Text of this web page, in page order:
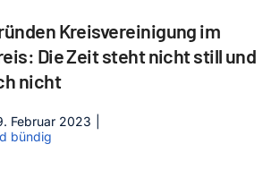
Kreisvereinigung im
Die Zeit steht nicht still und
nicht
Februar 2023
bündig